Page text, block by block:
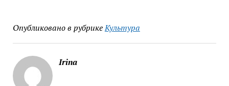
Опубликовано в рубрикеКультура
Irina